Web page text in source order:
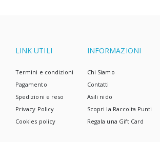
LINK UTILI
Termini e condizioni
Pagamento
Spedizioni e reso
Privacy Policy
Cookies policy
INFORMAZIONI
Chi Siamo
Contatti
Asili nido
Scopri la Raccolta Punti
Regala una Gift Card